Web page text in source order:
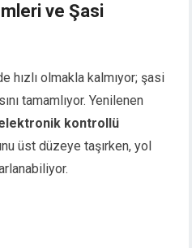
ve Şasi
hızlı olmakla kalmıyor; şasi
tamamlıyor. Yenilenen
kontrollü
üst düzeye taşırken, yol